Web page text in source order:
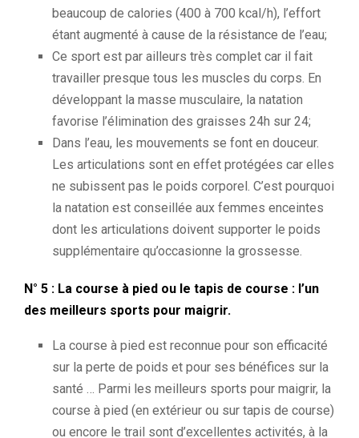
beaucoup de calories (400 à 700 kcal/h), l’effort
étant augmenté à cause de la résistance de l’eau;
Ce sport est par ailleurs très complet car il fait
travailler presque tous les muscles du corps. En
développant la masse musculaire, la natation
favorise l’élimination des graisses 24h sur 24;
Dans l’eau, les mouvements se font en douceur.
Les articulations sont en effet protégées car elles
ne subissent pas le poids corporel. C’est pourquoi
la natation est conseillée aux femmes enceintes
dont les articulations doivent supporter le poids
supplémentaire qu’occasionne la grossesse.
N° 5 : La course à pied ou le tapis de course : l’un
des meilleurs sports pour maigrir.
La course à pied est reconnue pour son efficacité
sur la perte de poids et pour ses bénéfices sur la
santé … Parmi les meilleurs sports pour maigrir, la
course à pied (en extérieur ou sur tapis de course)
ou encore le trail sont d’excellentes activités, à la